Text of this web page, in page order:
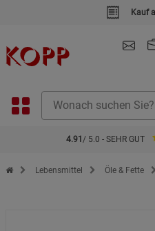
Kauf
4.91 / 5.0 - SEHR GUT
Zur Startseite des Kopp Verlag Online-
Lebensmittel Öle & Fette